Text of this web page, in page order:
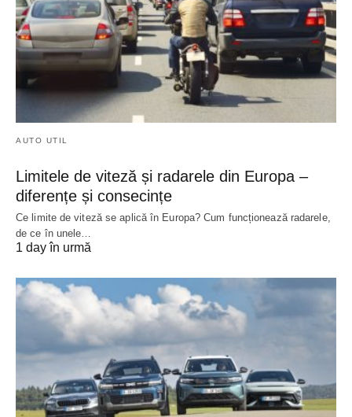
AUTO UTIL
Limitele de viteză și radarele din Europa –
diferențe și consecințe
Ce limite de viteză se aplică în Europa? Cum funcționează radarele,
de ce în unele…
1 day în urmă